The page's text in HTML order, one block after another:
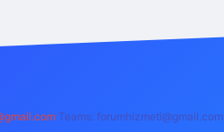
Teams: forumhizmeti@gmail.com